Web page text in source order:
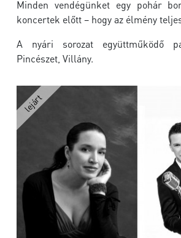
Minden vendégünket egy pohár
koncertek előtt – hogy az élmény
A nyári sorozat együttműködő
Pincészet, Villány.